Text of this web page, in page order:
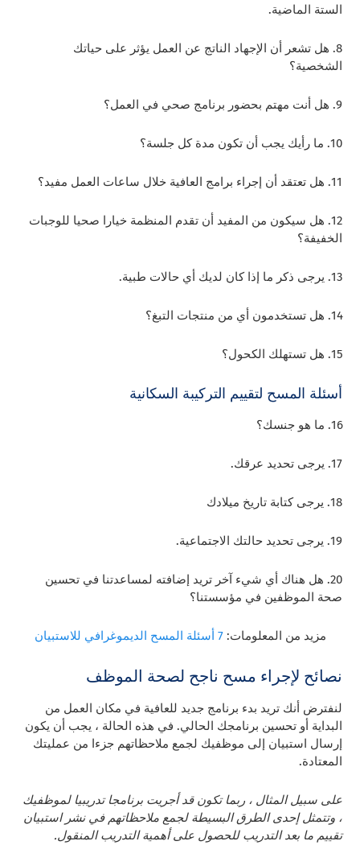
الستة الماضية.
8. هل تشعر أن الإجهاد الناتج عن العمل يؤثر على حياتك
الشخصية؟
9. هل أنت مهتم بحضور برنامج صحي في العمل؟
10. ما رأيك يجب أن تكون مدة كل جلسة؟
11. هل تعتقد أن إجراء برامج العافية خلال ساعات العمل مفيد؟
12. هل سيكون من المفيد أن تقدم المنظمة خيارا صحيا للوجبات
الخفيفة؟
13. يرجى ذكر ما إذا كان لديك أي حالات طبية.
14. هل تستخدمون أي من منتجات التبغ؟
15. هل تستهلك الكحول؟
أسئلة المسح لتقييم التركيبة السكانية
16. ما هو جنسك؟
17. يرجى تحديد عرقك.
18. يرجى كتابة تاريخ ميلادك
19. يرجى تحديد حالتك الاجتماعية.
20. هل هناك أي شيء آخر تريد إضافته لمساعدتنا في تحسين
صحة الموظفين في مؤسستنا؟
مزيد من المعلومات:7 أسئلة المسح الديموغرافي للاستبيان
نصائح لإجراء مسح ناجح لصحة الموظف
لنفترض أنك تريد بدء برنامج جديد للعافية في مكان العمل من
البداية أو تحسين برنامجك الحالي. في هذه الحالة ، يجب أن يكون
إرسال استبيان إلى موظفيك لجمع ملاحظاتهم جزءا من عمليتك
المعتادة.
على سبيل المثال ، ربما تكون قد أجريت برنامجا تدريبيا لموظفيك
، وتتمثل إحدى الطرق البسيطة لجمع ملاحظاتهم في نشر استبيان
تقييم ما بعد التدريب للحصول على أهمية التدريب المنقول.